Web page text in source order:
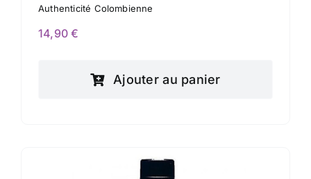
Authenticité Colombienne
14,90€
Ajouter au panier